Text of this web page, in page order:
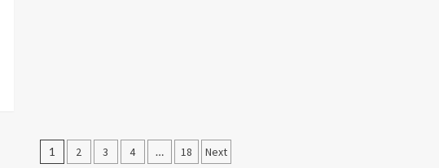
Navigasi
1 2 3 4 … 18 Next